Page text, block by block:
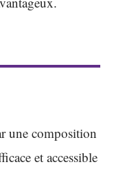
une composition
et accessible